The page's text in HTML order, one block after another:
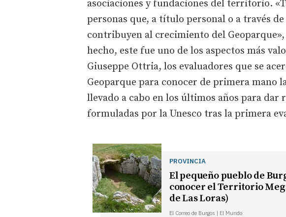
asociaciones y fundaciones del territorio.
personas que, a título personal o a través
contribuyen al crecimiento del
hecho, este fue uno de los aspectos más
Giuseppe Ottria, los evaluadores que se
Geoparque para conocer de primera mano
llevado a cabo en los últimos años para dar
formuladas por la Unesco tras la primera
PROVINCIA
El pequeño pueblo de
conocer el Territorio
de Las Loras)
El Correo de Burgos | El Mundo